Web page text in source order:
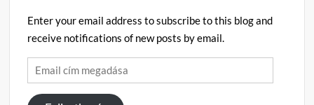
Enter your email address to subscribe to this blog and
receive notifications of new posts by email.
Email
cím
megadása